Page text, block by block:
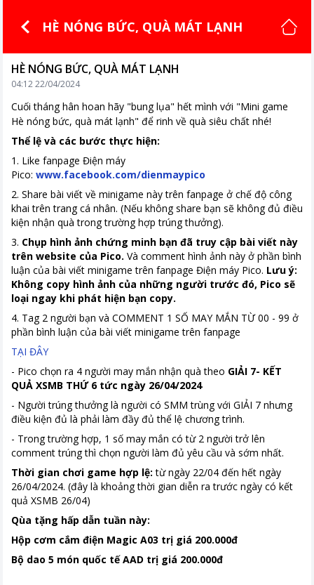
HÈ NÓNG BỨC, QUÀ MÁT LẠNH
HÈ NÓNG BỨC, QUÀ MÁT LẠNH
04:12 22/04/2024
Cuối tháng hân hoan hãy "bung lụa" hết mình với "Mini game
Hè nóng bức, quà mát lạnh" để rinh về quà siêu chất nhé!
Thể lệ và các bước thực hiện:
1. Like fanpage Điện máy
Pico: www.facebook.com/dienmaypico
2. Share bài viết về minigame này trên fanpage ở chế độ công
khai trên trang cá nhân. (Nếu không share bạn sẽ không đủ điều
kiện nhận quà trong trường hợp trúng thưởng).
3. Chụp hình ảnh chứng minh bạn đã truy cập bài viết này
trên website của Pico. Và comment hình ảnh này ở phần bình
luận của bài viết minigame trên fanpage Điện máy Pico. Lưu ý:
Không copy hình ảnh của những người trước đó, Pico sẽ
loại ngay khi phát hiện bạn copy.
4. Tag 2 người bạn và COMMENT 1 SỐ MAY MẮN TỪ 00 - 99 ở
phần bình luận của bài viết minigame trên fanpage
TẠI ĐÂY
- Pico chọn ra 4 người may mắn nhận quà theo GIẢI 7- KẾT
QUẢ XSMB THỨ 6 tức ngày 26/04/2024
- Người trúng thưởng là người có SMM trùng với GIẢI 7 nhưng
điều kiện đủ là phải làm đầy đủ thể lệ chương trình.
- Trong trường hợp, 1 số may mắn có từ 2 người trở lên
comment trúng thì chọn người làm đủ yêu cầu và sớm nhất.
Thời gian chơi game hợp lệ:từ ngày 22/04 đến hết ngày
26/04/2024. (đây là khoảng thời gian diễn ra trước ngày có kết
quả XSMB 26/04)
Qùa tặng hấp dẫn tuần này:
Hộp cơm cắm điện Magic A03 trị giá 200.000đ
Bộ dao 5 món quốc tế AAD trị giá 200.000đ